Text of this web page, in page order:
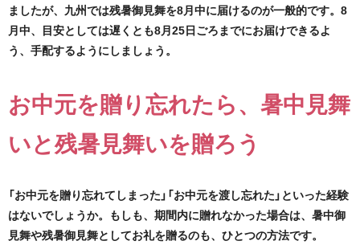
ましたが、九州では残暑御見舞を8月中に届けるのが一般的です。8
月中、目安としては遅くとも8月25日ごろまでにお届けできるよ
う、手配するようにしましょう。
お中元を贈り忘れたら、暑中見舞
いと残暑見舞いを贈ろう
「お中元を贈り忘れてしまった」「お中元を渡し忘れた」といった経験
はないでしょうか。もしも、期間内に贈れなかった場合は、暑中御
見舞や残暑御見舞としてお礼を贈るのも、ひとつの方法です。